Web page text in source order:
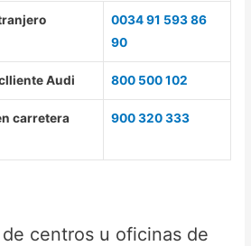
0034 91 593 86
90
Audi 800 500 102
carretera
900 320 333
centros u oficinas de